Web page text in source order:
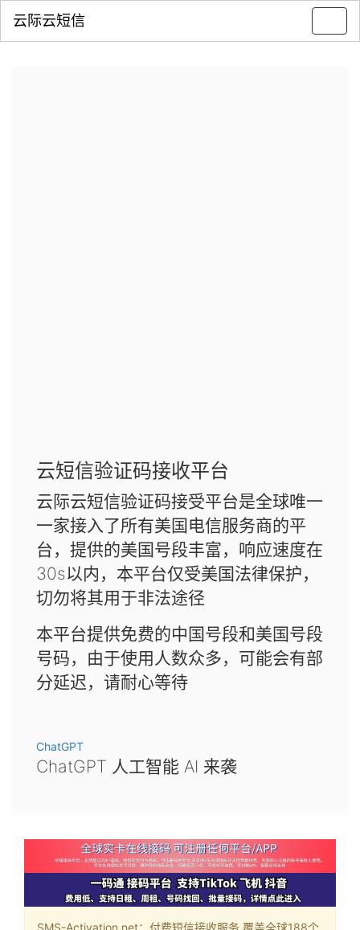
云际云短信
云短信验证码接收平台
云际云短信验证码接受平台是全球唯一
一家接入了所有美国电信服务商的平
台，提供的美国号段丰富，响应速度在
30s以内，本平台仅受美国法律保护，
切勿将其用于非法途径
本平台提供免费的中国号段和美国号段
号码，由于使用人数众多，可能会有部
分延迟，请耐心等待
ChatGPT
ChatGPT 人工智能 AI 来袭
SMS-Activation.net：付费短信接收服务 覆盖全球188个